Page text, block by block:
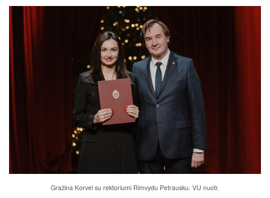
Gražina Korvel su rektoriumi Rimvydu Petrausku. VU nuotr.